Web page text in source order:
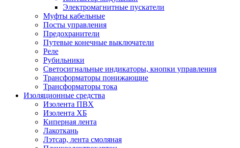
Электромагнитные пускатели
Муфты кабельные
Посты управления
Предохранители
Путевые конечные выключатели
Реле
Рубильники
Светосигнальные индикаторы, кнопки управления
Трансформаторы понижающие
Трансформаторы тока
Изоляционные средства
Изолента ПВХ
Изолента ХБ
Киперная лента
Лакоткань
Лэтсар, лента смоляная